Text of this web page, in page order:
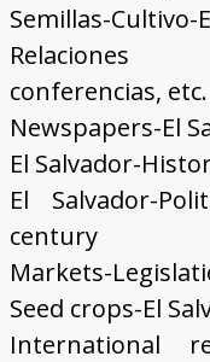
Semillas-Cultivo-
Relaciones
conferencias, etc.
Newspapers-El
El Salvador-
El Salvador-
century
Markets-
Seed crops-El
International